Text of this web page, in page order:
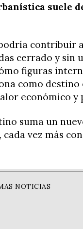
suele
contribuir
cerrado y sin
figuras
como
económico y
suma un
vez más
NOTICIAS